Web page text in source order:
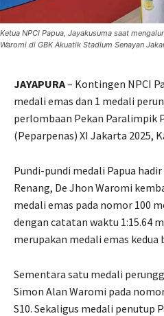
Ketua NPCI Papua, Jayakusuma saat
Waromi di GBK Akuatik Stadium Senayan
JAYAPURA– Kontingen NPCI
medali emas dan 1 medali
perlombaan Pekan Paralimpik
(Peparpenas) XI Jakarta 2025,
Pundi-pundi medali Papua
Renang, De Jhon Waromi
medali emas pada nomor 100
dengan catatan waktu 1:15.64
merupakan medali emas kedua
Sementara satu medali
Simon Alan Waromi pada
S10. Sekaligus medali penutup